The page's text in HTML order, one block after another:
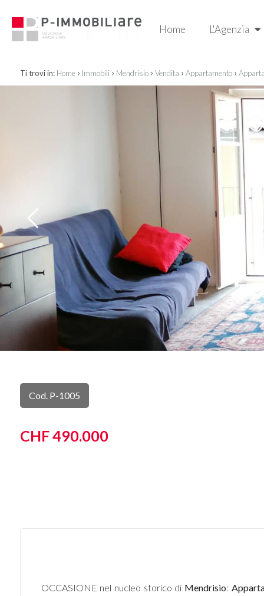
Home L'Agenzia
Ti trovi in: Home › Immobili › Mendrisio › Vendita › Appartamento ›
Cod. P-1005
CHF 490.000
OCCASIONE nel nucleo storico di Mendrisio: